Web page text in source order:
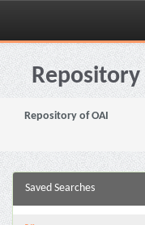
Skip
navigation
Repository of OAI
Saved Searches